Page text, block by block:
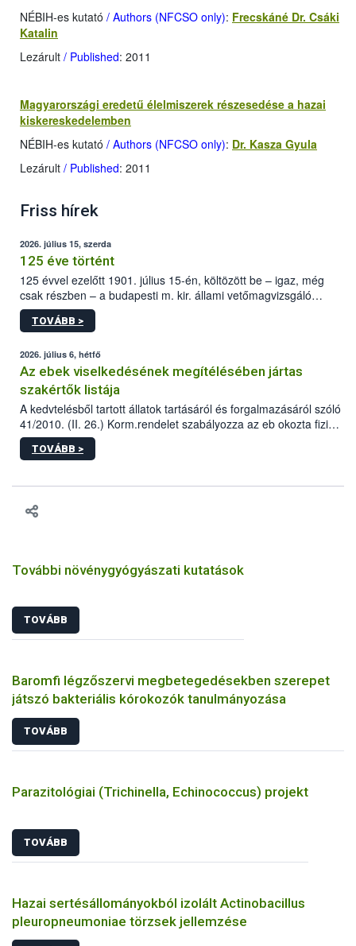
NÉBIH-es kutató / Authors (NFCSO only): Frecskáné Dr. Csáki
Katalin
Lezárult / Published: 2011
Magyarországi eredetű élelmiszerek részesedése a hazai
kiskereskedelemben
NÉBIH-es kutató / Authors (NFCSO only): Dr. Kasza Gyula
Lezárult / Published: 2011
Friss hírek
2026. július 15, szerda
125 éve történt
125 évvel ezelőtt 1901. július 15-én, költözött be – igaz, még
csak részben – a budapesti m. kir. állami vetőmagvizsgáló
állomás a Kis Rókus utca 15. szám alatti, Czigler Győző által
tervezett új épületébe.
TOVÁBB >
2026. július 6, hétfő
Az ebek viselkedésének megítélésében jártas
szakértők listája
A kedvtelésből tartott állatok tartásáról és forgalmazásáról szóló
41/2010. (II. 26.) Korm.rendelet szabályozza az eb okozta fizikai
sérülés, illetve ennek veszélye keletkezésekor felmerülő
hatósági feladatokat, valamint a veszélyes eb tartását és annak
vonni az ebek viselkedésének megítélésében jártas szakértőt.
TOVÁBB >
További növénygyógyászati kutatások
TOVÁBB
Baromfi légzőszervi megbetegedésekben szerepet
játszó bakteriális kórokozók tanulmányozása
TOVÁBB
Parazitológiai (Trichinella, Echinococcus) projekt
TOVÁBB
Hazai sertésállományokból izolált Actinobacillus
pleuropneumoniae törzsek jellemzése